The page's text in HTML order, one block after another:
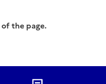
the page.